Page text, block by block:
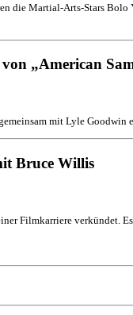
die Martial-Arts-Stars
„American
mit Lyle
Bruce Willis
Filmkarriere verkündet.